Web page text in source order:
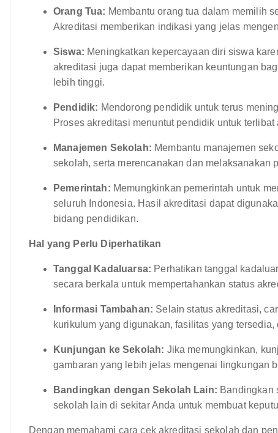
Orang Tua: Membantu orang tua dalam memilih
Akreditasi memberikan indikasi yang jelas
Siswa: Meningkatkan kepercayaan diri siswa
akreditasi juga dapat memberikan keuntungan
lebih tinggi.
Pendidik: Mendorong pendidik untuk terus
Proses akreditasi menuntut pendidik untuk
Manajemen Sekolah: Membantu manajemen
sekolah, serta merencanakan dan melaksanakan
Pemerintah: Memungkinkan pemerintah untuk
seluruh Indonesia. Hasil akreditasi dapat
bidang pendidikan.
Hal yang Perlu Diperhatikan
Tanggal Kadaluarsa: Perhatikan tanggal
secara berkala untuk mempertahankan status
Informasi Tambahan: Selain status akreditasi,
kurikulum yang digunakan, fasilitas yang
Kunjungan ke Sekolah: Jika memungkinkan,
gambaran yang lebih jelas mengenai lingkungan
Bandingkan dengan Sekolah Lain: Bandingkan
sekolah lain di sekitar Anda untuk membuat
Dengan memahami cara cek akreditasi sekolah dan